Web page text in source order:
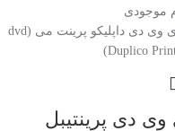
موجودی
دی پرینتیبل